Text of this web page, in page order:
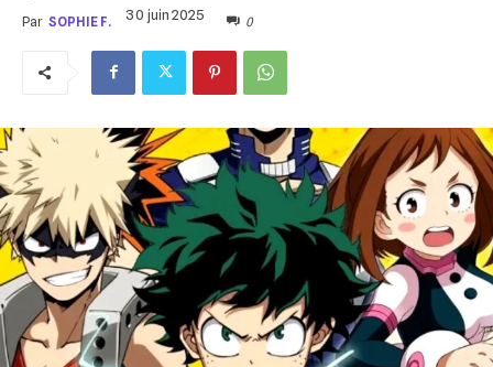
Par SOPHIE F. 30 juin 2025 0